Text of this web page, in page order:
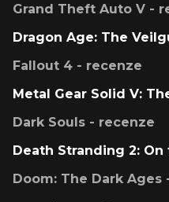
Grand Theft Auto V -
Dragon Age: The
Fallout 4 - recenze
Metal Gear Solid V:
Dark Souls - recenze
Death Stranding 2:
Doom: The Dark Ages